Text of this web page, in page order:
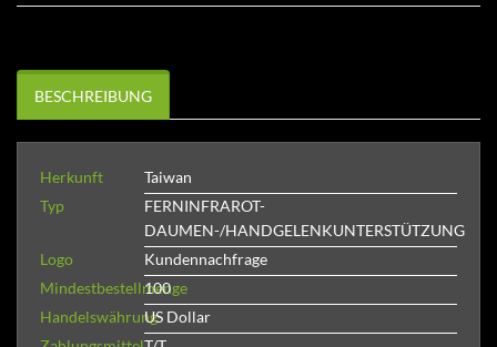
BESCHREIBUNG
Herkunft
Taiwan
Typ
FERNINFRAROT-
DAUMEN-/HANDGELENKUNTERSTÜTZUNG
Logo
Kundennachfrage
Mindestbestellmenge
100
HandelswährungUS Dollar